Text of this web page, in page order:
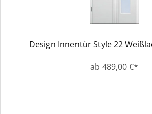
Design Innentür Style 22
ab 489,00 €*